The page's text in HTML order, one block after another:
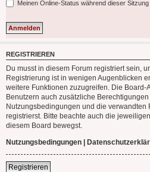
Meinen Online-Status während dieser
REGISTRIEREN
Du musst in diesem Forum registriert sein,
Registrierung ist in wenigen Augenblicken
weitere Funktionen zuzugreifen. Die Board-
Benutzern auch zusätzliche
Nutzungsbedingungen und die verwandten
registrierst. Bitte beachte auch die
diesem Board bewegst.
Nutzungsbedingungen |
Registrieren